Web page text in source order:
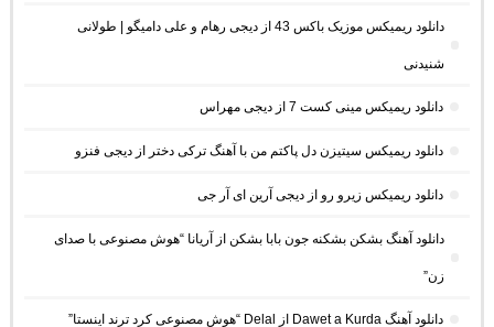
دانلود ریمیکس موزیک باکس 43 از دیجی رهام و علی دامیگو | طولانی
شنیدنی
دانلود ریمیکس مینی کست 7 از دیجی مهراس
دانلود ریمیکس سیتیزن دل پاکتم من با آهنگ ترکی دختر از دیجی فنزو
دانلود ریمیکس زیرو رو از دیجی آرین ای آر جی
دانلود آهنگ بشکن بشکنه جون بابا بشکن از آریانا “هوش مصنوعی با صدای
زن”
دانلود آهنگ Dawet a Kurda از Delal “هوش مصنوعی کرد ترند اینستا”